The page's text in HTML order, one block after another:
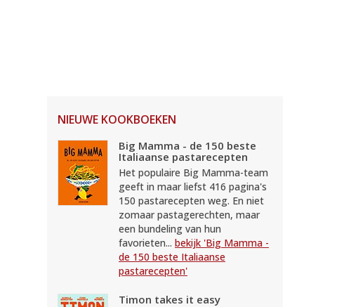
NIEUWE KOOKBOEKEN
Big Mamma - de 150 beste
Italiaanse pastarecepten
Het populaire Big Mamma-team
geeft in maar liefst 416 pagina's
150 pastarecepten weg. En niet
zomaar pastagerechten, maar
een bundeling van hun
favorieten... bekijk 'Big Mamma -
de 150 beste Italiaanse
pastarecepten'
Timon takes it easy